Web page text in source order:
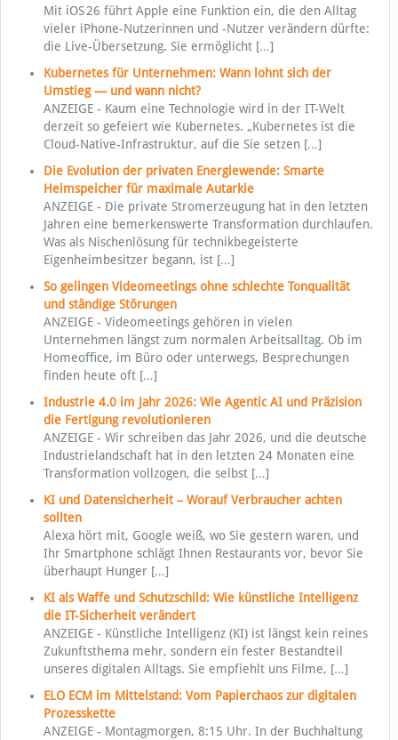
Mit iOS 26 führt Apple eine Funktion ein, die den Alltag
vieler iPhone-Nutzerinnen und -Nutzer verändern dürfte:
die Live-Übersetzung. Sie ermöglicht[…]
Kubernetes für Unternehmen: Wann lohnt sich der
Umstieg — und wann nicht?
ANZEIGE - Kaum eine Technologie wird in der IT-Welt
derzeit so gefeiert wie Kubernetes. „Kubernetes ist die
Cloud-Native-Infrastruktur, auf die Sie setzen […]
Die Evolution der privaten Energiewende: Smarte
Heimspeicher für maximale Autarkie
ANZEIGE - Die private Stromerzeugung hat in den letzten
Jahren eine bemerkenswerte Transformation durchlaufen.
Was als Nischenlösung für technikbegeisterte
Eigenheimbesitzer begann, ist[…]
So gelingen Videomeetings ohne schlechte Tonqualität
und ständige Störungen
ANZEIGE - Videomeetings gehören in vielen
Unternehmen längst zum normalen Arbeitsalltag. Ob im
Homeoﬃce, im Büro oder unterwegs, Besprechungen
finden heute oft[…]
Industrie 4.0 im Jahr 2026: Wie Agentic AI und Präzision
die Fertigung revolutionieren
ANZEIGE - Wir schreiben das Jahr 2026, und die deutsche
Industrielandschaft hat in den letzten 24 Monaten eine
Transformation vollzogen, die selbst[…]
KI und Datensicherheit – Worauf Verbraucher achten
sollten
Alexa hört mit, Google weiß, wo Sie gestern waren, und
Ihr Smartphone schlägt Ihnen Restaurants vor, bevor Sie
überhaupt Hunger[…]
KI als Waffe und Schutzschild: Wie künstliche Intelligenz
die IT-Sicherheit verändert
ANZEIGE - Künstliche Intelligenz (KI) ist längst kein reines
Zukunftsthema mehr, sondern ein fester Bestandteil
unseres digitalen Alltags. Sie empfiehlt uns Filme, […]
ELO ECM im Mittelstand: Vom Papierchaos zur digitalen
Prozesskette
ANZEIGE - Montagmorgen, 8:15 Uhr. In der Buchhaltung